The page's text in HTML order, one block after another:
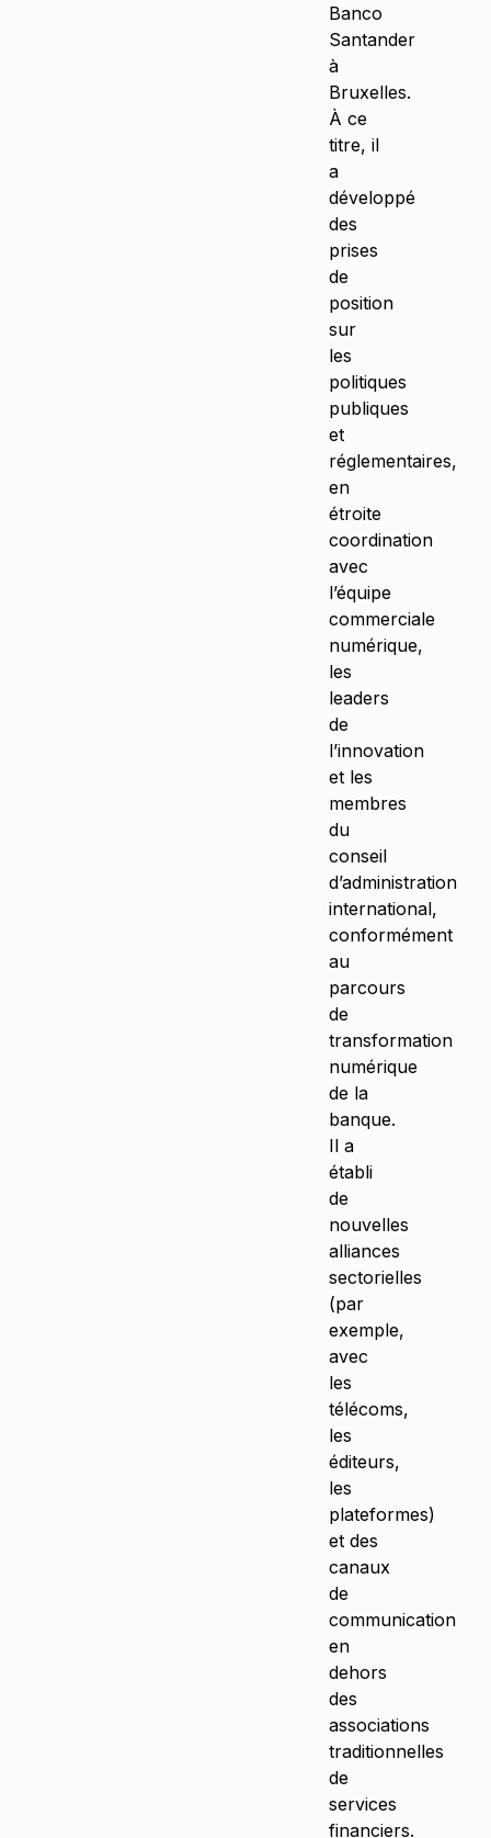
Banco
Santander
à
Bruxelles.
À ce
titre, il
a
développé
des
prises
de
position
sur
les
politiques
publiques
et
réglementaires,
en
étroite
coordination
avec
l’équipe
commerciale
numérique,
les
leaders
de
l’innovation
et les
membres
du
conseil
d’administration
international,
conformément
au
parcours
de
transformation
numérique
de la
banque.
Il a
établi
de
nouvelles
alliances
sectorielles
(par
exemple,
avec
les
télécoms,
les
éditeurs,
les
plateformes)
et des
canaux
de
communication
en
dehors
des
associations
traditionnelles
de
services
financiers.